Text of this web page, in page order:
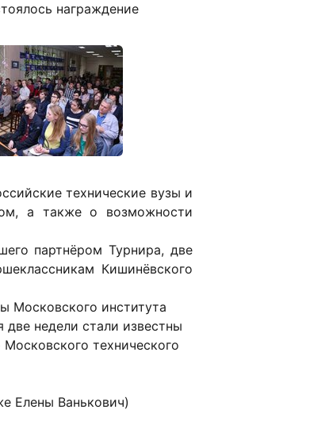
награждение
технические вузы и
а также о возможности
партнёром Турнира, две
Кишинёвского
Московского института
две недели стали известны
технического
Елены Ванькович)